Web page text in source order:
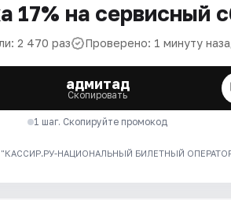
17% на сервисный
2 470 раз Проверено: 1 минуту
адмитад
Скопировать
1 шаг. Скопируйте промокод
НАЦИОНАЛЬНЫЙ БИЛЕТНЫЙ ОПЕРАТОР",